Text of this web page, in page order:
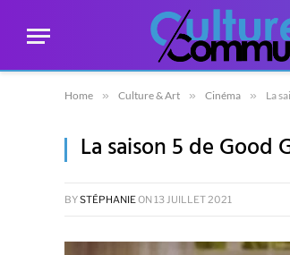
Home » Culture & Art » Cinéma » La
La saison 5 de Good
BYSTÉPHANIEON 13 JUILLET 2021